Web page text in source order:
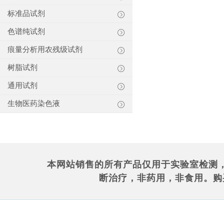
标准品试剂
色谱纯试剂
痕量分析用农残级试剂
树脂试剂
通用试剂
生物医药染色液
本网站销售的所有产品仅用于实验室检测
断治疗，非药用，非食用。